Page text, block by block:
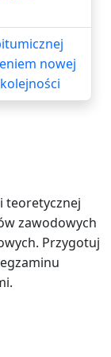
nowej
teoretycznej
zawodowych
Przygotuj